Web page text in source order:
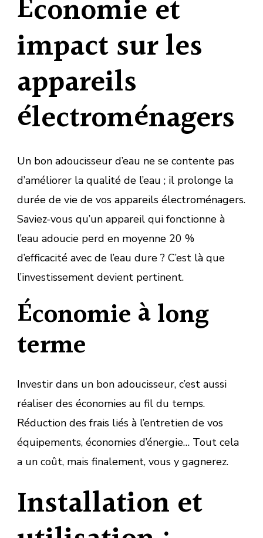
Économie et
impact sur les
appareils
électroménagers
Un bon adoucisseur d’eau ne se contente pas
d’améliorer la qualité de l’eau ; il prolonge la
durée de vie de vos appareils électroménagers.
Saviez-vous qu’un appareil qui fonctionne à
l’eau adoucie perd en moyenne 20 %
d’efficacité avec de l’eau dure ? C’est là que
l’investissement devient pertinent.
Économie à long
terme
Investir dans un bon adoucisseur, c’est aussi
réaliser des économies au fil du temps.
Réduction des frais liés à l’entretien de vos
équipements, économies d’énergie… Tout cela
a un coût, mais finalement, vous y gagnerez.
Installation et